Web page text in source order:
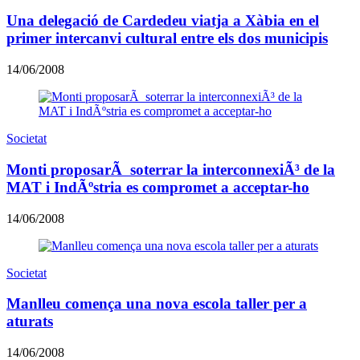
Una delegació de Cardedeu viatja a Xàbia en el
primer intercanvi cultural entre els dos municipis
14/06/2008
Societat
Monti proposarÃ soterrar la interconnexiÃ³ de la
MAT i IndÃºstria es compromet a acceptar-ho
14/06/2008
Societat
Manlleu comença una nova escola taller per a
aturats
14/06/2008